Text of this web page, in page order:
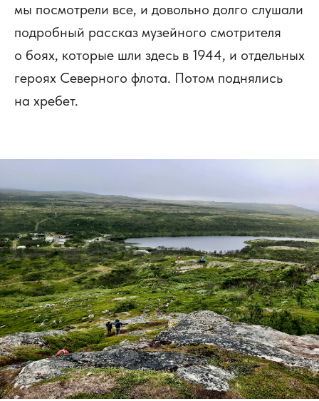
мы посмотрели все, и довольно долго слушали
подробный рассказ музейного смотрителя
о боях, которые шли здесь в 1944, и отдельных
героях Северного флота. Потом поднялись
на хребет.